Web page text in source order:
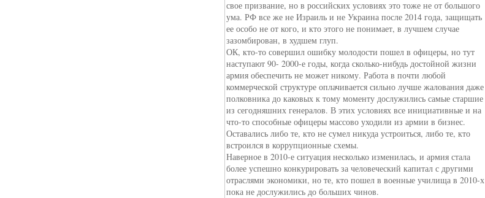
свое призвание, но в российских условиях это тоже не от большого
ума. РФ все же не Израиль и не Украина после 2014 года, защищать
ее особо не от кого, и кто этого не понимает, в лучшем случае
зазомбирован, в худшем глуп.
ОК, кто-то совершил ошибку молодости пошел в офицеры, но тут
наступают 90- 2000-е годы, когда сколько-нибудь достойной жизни
армия обеспечить не может никому. Работа в почти любой
коммерческой структуре оплачивается сильно лучше жалования даже
полковника до каковых к тому моменту дослужились самые старшие
из сегодняшних генералов. В этих условиях все инициативные и на
что-то способные офицеры массово уходили из армии в бизнес.
Оставались либо те, кто не сумел никуда устроиться, либо те, кто
встроился в коррупционные схемы.
Наверное в 2010-е ситуация несколько изменилась, и армия стала
более успешно конкурировать за человеческий капитал с другими
отраслями экономики, но те, кто пошел в военные училища в 2010-х
пока не дослужились до больших чинов.